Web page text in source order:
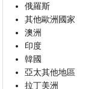
俄羅斯
其他歐洲國家
澳洲
印度
韓國
亞太其他地區
拉丁美洲